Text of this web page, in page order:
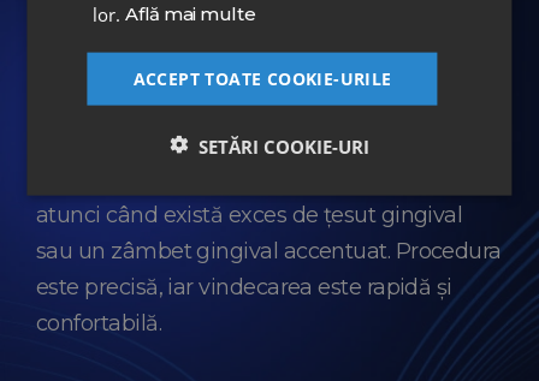
Tipuri de tratamente dentare cu laser
atunci când există exces de țesut gingival
sau un zâmbet gingival accentuat. Procedura
este precisă, iar vindecarea este rapidă și
confortabilă.
lor.Află mai multe
ACCEPT TOATE COOKIE-URILE
SETĂRI COOKIE-URI